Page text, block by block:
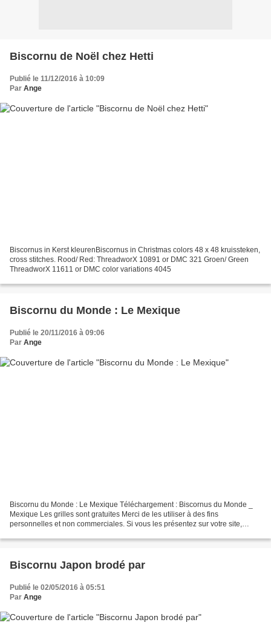
Biscornu de Noël chez Hetti
Publié le 11/12/2016 à 10:09
Par Ange
Biscornus in Kerst kleurenBiscornus in Christmas colors 48 x 48 kruissteken,
cross stitches. Rood/ Red: ThreadworX 10891 or DMC 321 Groen/ Green
ThreadworX 11611 or DMC color variations 4045
Biscornu du Monde : Le Mexique
Publié le 20/11/2016 à 09:06
Par Ange
Biscornu du Monde : Le Mexique Téléchargement : Biscornus du Monde _
Mexique Les grilles sont gratuites Merci de les utiliser à des fins
personnelles et non commerciales. Si vous les présentez sur votre site,
blog.com/...
Biscornu Japon brodé par
Publié le 02/05/2016 à 05:51
Par Ange